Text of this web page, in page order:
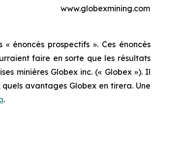
www.globexmining.com
énoncés prospectifs ». Ces énoncés
faire en sorte que les résultats
minières Globex inc. (« Globex »). Il
avantages Globex en tirera. Une
.